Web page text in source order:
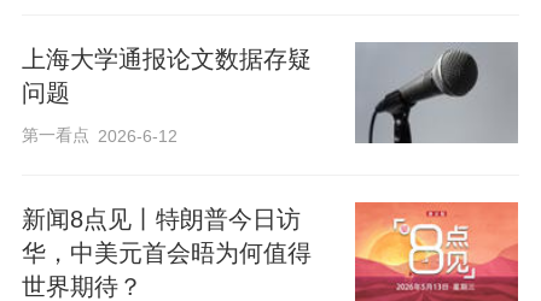
上海大学通报论文数据存疑
问题
第一看点 2026-6-12
新闻8点见丨特朗普今日访
华，中美元首会晤为何值得
世界期待？